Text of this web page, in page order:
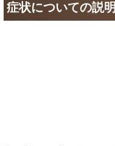
症状についての説明